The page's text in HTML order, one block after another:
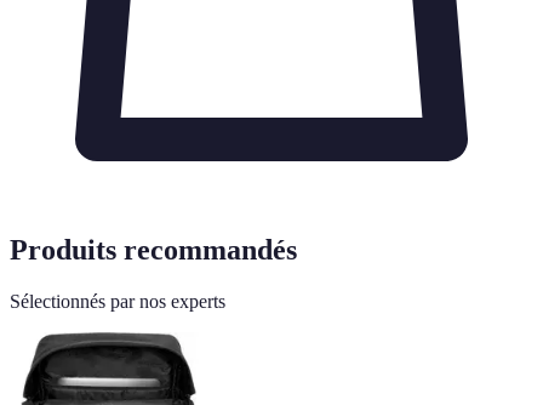
Produits recommandés
Sélectionnés par nos experts